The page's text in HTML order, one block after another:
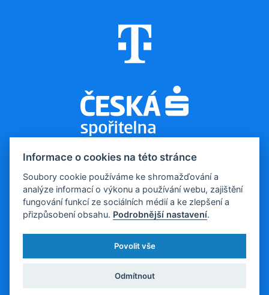
© 2026, Evropa v datech
Kontakt pro média:tomas.odstrcil@dfmg.cz
Sociální sítě:
Všechna data poskytujeme volně ke stažení a k následné
Informace o cookies na této stránce
Soubory cookie používáme ke shromažďování a
analýze informací o výkonu a používání webu, zajištění
fungování funkcí ze sociálních médií a ke zlepšení a
přizpůsobení obsahu. Podrobnější nastavení.
Povolit vše
Odmítnout